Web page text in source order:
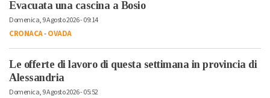
Evacuata una cascina a Bosio
Domenica, 9 Agosto 2026 - 09:14
CRONACA-OVADA
Le offerte di lavoro di questa settimana in provincia di
Alessandria
Domenica, 9 Agosto 2026 - 05:52